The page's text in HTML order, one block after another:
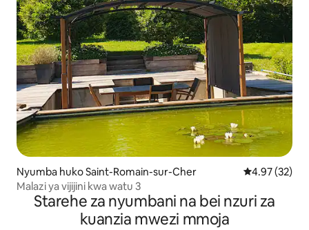
Nyumba huko Saint-Romain-sur-Cher Ukadiriaji wa
4.97 (32)
Malazi ya vijijini kwa watu 3
Starehe za nyumbani na bei nzuri za
kuanzia mwezi mmoja